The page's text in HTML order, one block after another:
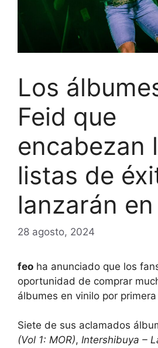
Los
Feid que
encabezan
listas de
lanzarán
28 agosto, 2024
feo ha anunciado que los
oportunidad de comprar
álbumes en vinilo por
Siete de sus aclamados
(Vol 1: MOR), Intershibuya –